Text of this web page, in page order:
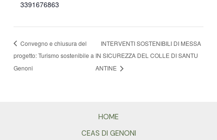
3391676863
Convegno e chiusura del
progetto: Turismo sostenibile a
Genoni
INTERVENTI SOSTENIBILI DI MESSA
IN SICUREZZA DEL COLLE DI SANTU
ANTINE
HOME
CEAS DI GENONI